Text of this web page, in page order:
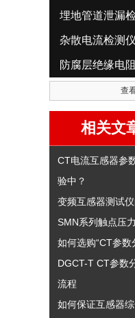
埋地管道泄漏
杂散电流检测仪
防腐层绝缘电
查
相关文
CT电流互感器参
验中？
变频互感器测试
SMN系列触点压
如何选购“CT参数
DGCT-T CT参数
流程
如何保证互感器